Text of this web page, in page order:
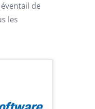
de
les